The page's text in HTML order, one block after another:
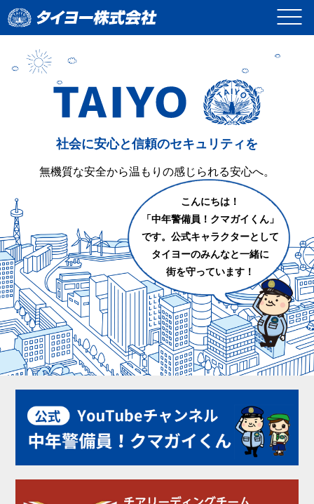
社会に安心と信頼のセキュリティを
無機質な安全から温もりの感じられる安心へ。
こんにちは！
「中年警備員！クマガイくん」
です。公式キャラクターとして
タイヨーのみんなと一緒に
街を守っています！